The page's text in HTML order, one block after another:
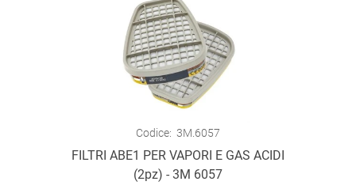
Codice: 3M.6057
FILTRI ABE1 PER VAPORI E GAS ACIDI
(2pz) - 3M 6057